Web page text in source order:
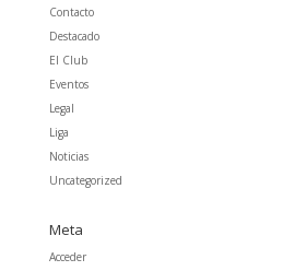
Contacto
Destacado
El Club
Eventos
Legal
Liga
Noticias
Uncategorized
Meta
Acceder